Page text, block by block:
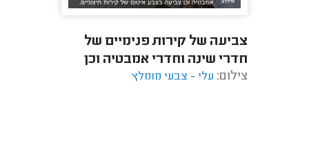
צביעה של קירות פנימיים של
חדרי שינה וחדרי אמבטיה וכן
צביעה בצבע איטום של קירות
צילום: עלי - צבעי מומלץ